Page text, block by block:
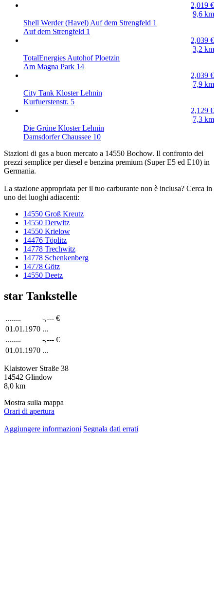
2,019 €
9,6 km
Shell Werder (Havel) Auf dem Strengfeld 1
Auf dem Strengfeld 1
2,039 €
3,2 km
TotalEnergies Autohof Ploetzin
Am Magna Park 14
2,039 €
7,9 km
City Tank Kloster Lehnin
Kurfuerstenstr. 5
2,129 €
7,3 km
Die Grüne Kloster Lehnin
Damsdorfer Chaussee 10
Stazioni di gas a buon mercato a 14550 Bochow. Il confronto dei
prezzi semplice per diesel e benzina premium (Super E5 ed E10) in
Germania.
La stazione appropriata per il tuo carburante non è inclusa? Cerca in
uno dei luoghi adiacenti:
14550 Groß Kreutz
14550 Derwitz
14550 Krielow
14476 Töplitz
14778 Trechwitz
14778 Schenkenberg
14778 Götz
14550 Deetz
star Tankstelle
........ -,--- €
01.01.1970 ...
........
-,--- €
01.01.1970 ...
Klaistower Straße 38
14542 Glindow
8,0 km
Mostra sulla mappa
Orari di apertura
Aggiungere informazioni Segnala dati errati